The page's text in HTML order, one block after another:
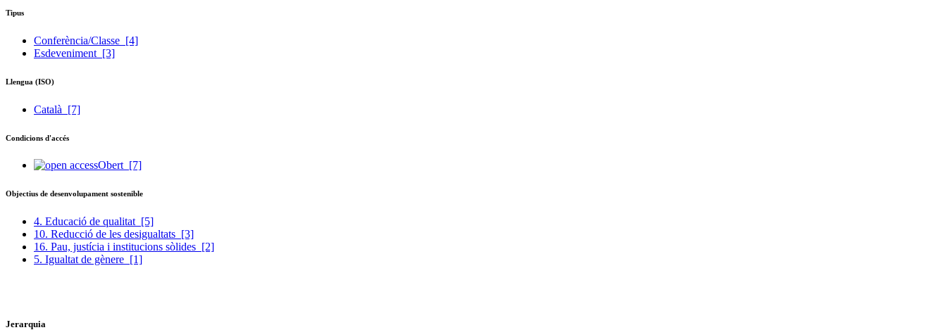
Tipus
Conferència/Classe [4]
Esdeveniment [3]
Llengua (ISO)
Català [7]
Condicions d'accés
Obert [7]
Objectius de desenvolupament sostenible
4. Educació de qualitat [5]
10. Reducció de les desigualtats [3]
16. Pau, justícia i institucions sòlides [2]
5. Igualtat de gènere [1]
Jerarquia